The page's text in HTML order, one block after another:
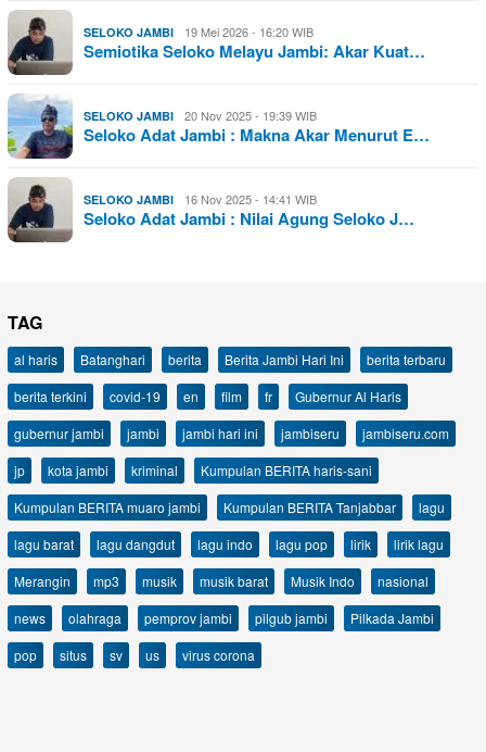
SELOKO JAMBI 19 Mei 2026 - 16:20 WIB
Semiotika Seloko Melayu Jambi: Akar Kuat…
SELOKO JAMBI 20 Nov 2025 - 19:39 WIB
Seloko Adat Jambi : Makna Akar Menurut E…
SELOKO JAMBI 16 Nov 2025 - 14:41 WIB
Seloko Adat Jambi : Nilai Agung Seloko J…
TAG
al haris Batanghari berita Berita Jambi Hari Ini
berita terbaru
berita terkini
covid-19 en film fr
Gubernur Al Haris
gubernur jambi
jambi jambi hari ini jambiseru
jambiseru.com
jp
kota jambi kriminal
Kumpulan BERITA haris-sani
Kumpulan BERITA muaro jambi
Kumpulan BERITA Tanjabbar
lagu
lagu barat
lagu dangdut lagu indo lagu pop lirik
lirik lagu
Merangin
mp3 musik musik barat Musik Indo
nasional
news
olahraga pemprov jambi pilgub jambi
Pilkada Jambi
pop
situs sv us virus corona